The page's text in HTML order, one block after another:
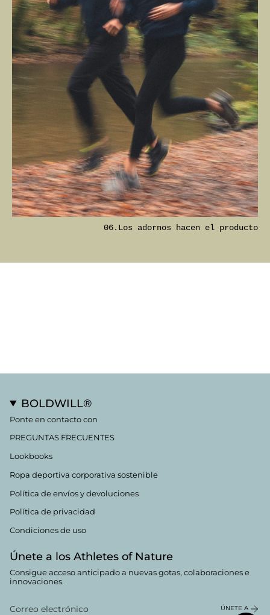
06.Los adornos hacen el producto
BOLDWILL®
Ponte en contacto con
PREGUNTAS FRECUENTES
Lookbooks
Ropa deportiva corporativa sostenible
Política de envíos y devoluciones
Política de privacidad
Condiciones de uso
Únete a los Athletes of Nature
Consigue acceso anticipado a nuevas gotas, colaboraciones e
innovaciones.
ÚNETE A